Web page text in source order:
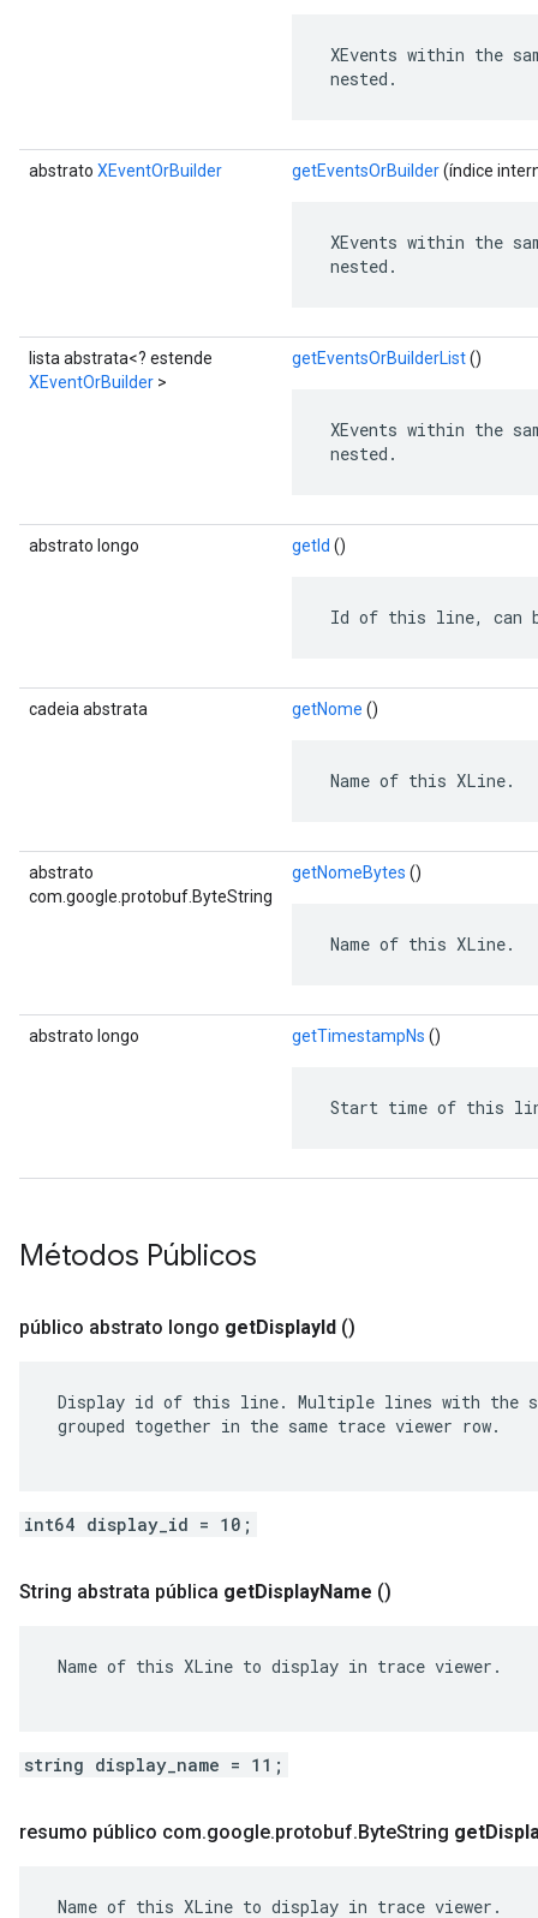
XEvents within the
nested.
abstrato XEventOrBuilder getEventsOrBuilder(índice
XEvents within the
nested.
lista abstrata<? estende
XEventOrBuilder >
getEventsOrBuilderList()
XEvents within the
nested.
abstrato longo getId ()
Id of this line, can
cadeia abstrata getNome ()
Name of this XLine.
abstrato
com.google.protobuf.ByteString
getNomeBytes ()
Name of this XLine.
abstrato longo getTimestampNs ()
Start time of this line
Métodos Públicos
público abstrato longo getDisplayId ()
Display id of this line. Multiple lines with the
grouped together in the same trace viewer row.
int64 display_id = 10;
String abstrata pública getDisplayName ()
Name of this XLine to display in trace viewer.
string display_name = 11;
resumo público com.google.protobuf.ByteString get
Name of this XLine to display in trace viewer.